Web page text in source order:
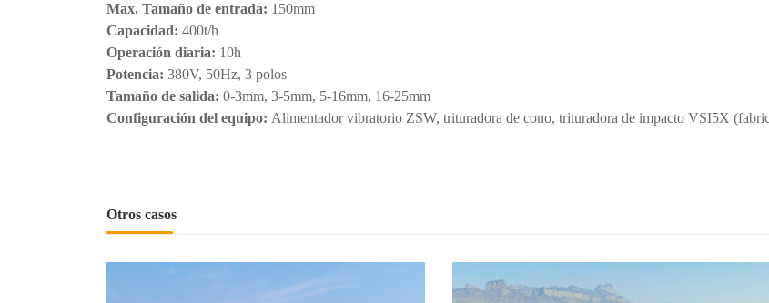
Max. Tamaño de entrada: 150mm
Capacidad: 400t/h
Operación diaria: 10h
Potencia: 380V, 50Hz, 3 polos
Tamaño de salida: 0-3mm, 3-5mm, 5-16mm, 16-25mm
Configuración del equipo: Alimentador vibratorio ZSW, trituradora de cono, trituradora de impacto VSI5X
Otros casos